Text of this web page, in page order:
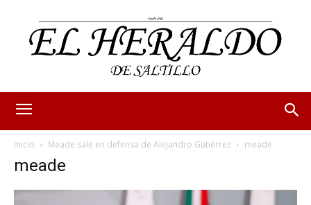
Inicio Meade sale en defensa de Alejandro Gutiérrez meade
meade